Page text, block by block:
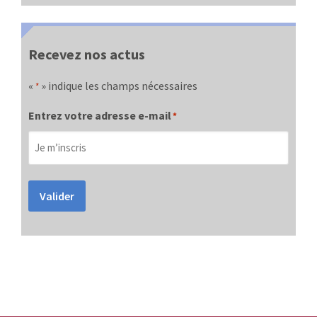
Recevez nos actus
« * » indique les champs nécessaires
Entrez votre adresse e-mail*
Valider